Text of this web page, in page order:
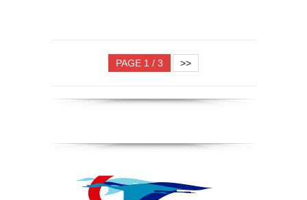
PAGE 1 / 3 >>